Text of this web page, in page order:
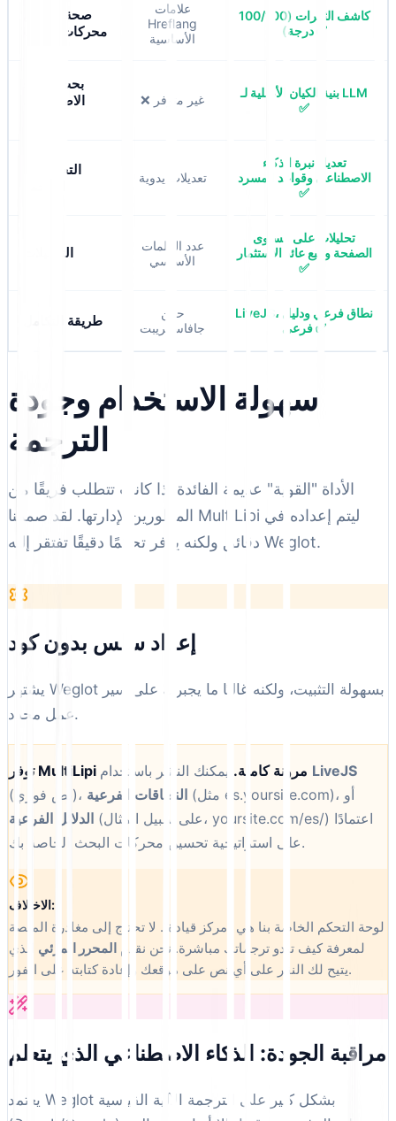
صحة تحسين
محركات البحث
علامات
Hreflang
الأساسية
كاشف الثغرات (100/100
درجة) ✅
بحث الذكاء
الاصطناعي
❌ غير متوفر
بنية الكيان الأصلية لـ LLM
✅
التحكم في
تعديلات يدوية
تعديل نبرة الذكاء
الاصطناعي وقواعد المسرد
✅
التحليلات
عدد الكلمات
الأساسي
تحليلات على مستوى
الصفحة وتتبع عائد الاستثمار
✅
طريقة التكامل
حقن
جافاسكريبت
LiveJS، نطاق فرعي ودليل
فرعي ✅
سهولة الاستخدام وجودة
الترجمة
الأداة "القوية" عديمة الفائدة إذا كانت تتطلب فريقًا من
المطورين لإدارتها. لقد صممنا MultiLipi ليتم إعداده في
دقائق ولكنه يوفر تحكمًا دقيقًا تفتقر إليه Weglot.
إعداد سلس بدون كود
يشتهر Weglot بسهولة التثبيت، ولكنه غالبًا ما يجبرك على سير
عمل محدد.
توفر MultiLipi مرونة كاملة. LiveJS
(نص فوري)، النطاقات الفرعية
(مثل es.yoursite.com)، أو
الدلائل الفرعية (على سبيل المثال، yoursite.com/es/) اعتمادًا
على استراتيجية تحسين محركات البحث الخاصة بك.
الاختلاف:
لوحة التحكم الخاصة بنا هي "مركز قيادة". لا تحتاج إلى مغادرة المنصة
لمعرفة كيف تبدو ترجماتك مباشرة. نحن نقدم المحرر المرئي الذي
يتيح لك النقر على أي نص على موقعك وإعادة كتابته على الفور.
مراقبة الجودة: الذكاء الاصطناعي الذي يتعلم
يعتمد Weglot بشكل كبير على الترجمة الآلية القياسية